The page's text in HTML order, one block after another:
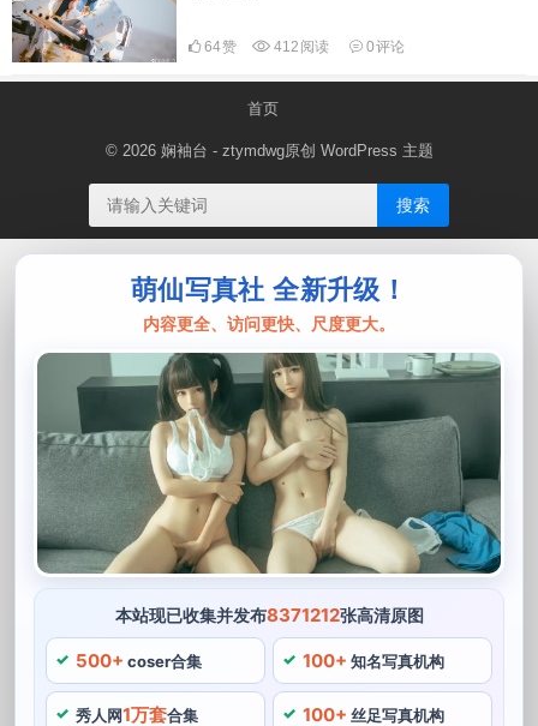
64赞 412 阅读 0评论
首页
© 2026 娴袖台 - ztymdwg原创 WordPress 主题
搜索
萌仙写真社 全新升级！
内容更全、访问更快、尺度更大。
本站现已收集并发布8371212张高清原图
500+ coser合集 100+ 知名写真机构
秀人网1万套合集 100+ 丝足写真机构